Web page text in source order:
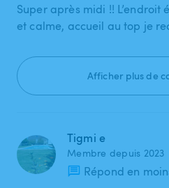
Super après midi !!
et calme, accueil au top je
Afficher plus de
Tigmi e
Membre depuis 2023
Répond en